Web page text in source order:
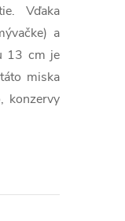
Vďaka
a
13 cm je
miska
konzervy